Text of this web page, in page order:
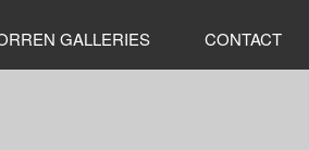
GALLERIES CONTACT